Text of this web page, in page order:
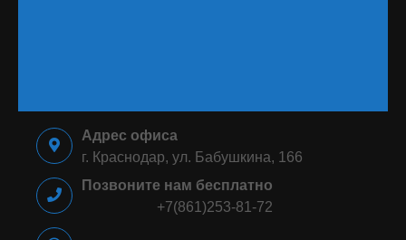
Адрес офиса
г. Краснодар, ул. Бабушкина, 166
Позвоните нам бесплатно
+7(861)253-81-72